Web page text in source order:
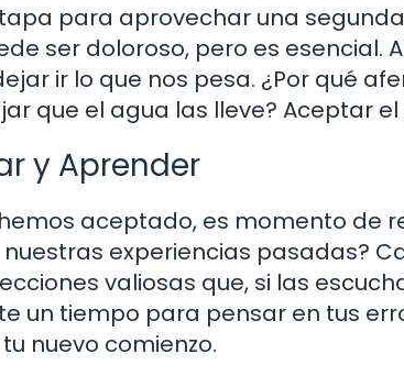
para aprovechar una
ser doloroso, pero es esencial.
ir lo que nos pesa. ¿Por qué
que el agua las lleve? Aceptar
y Aprender
aceptado, es momento de
experiencias pasadas?
valiosas que, si las
un tiempo para pensar en tus
nuevo comienzo.